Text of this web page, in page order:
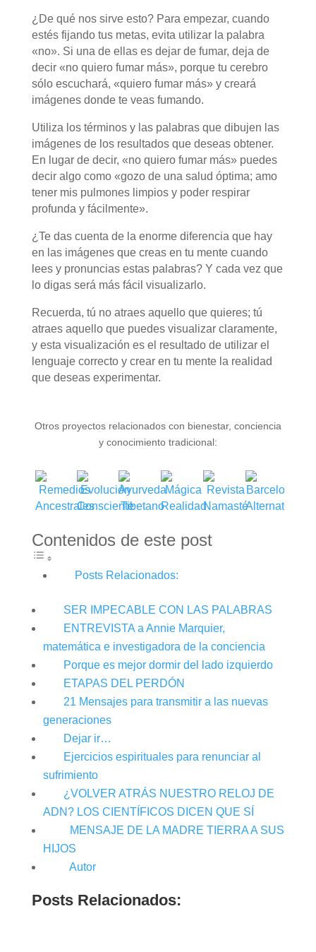
¿De qué nos sirve esto? Para empezar, cuando
estés fijando tus metas, evita utilizar la palabra
«no». Si una de ellas es dejar de fumar, deja de
decir «no quiero fumar más», porque tu cerebro
sólo escuchará, «quiero fumar más» y creará
imágenes donde te veas fumando.
Utiliza los términos y las palabras que dibujen las
imágenes de los resultados que deseas obtener.
En lugar de decir, «no quiero fumar más» puedes
decir algo como «gozo de una salud óptima; amo
tener mis pulmones limpios y poder respirar
profunda y fácilmente».
¿Te das cuenta de la enorme diferencia que hay
en las imágenes que creas en tu mente cuando
lees y pronuncias estas palabras? Y cada vez que
lo digas será más fácil visualizarlo.
Recuerda, tú no atraes aquello que quieres; tú
atraes aquello que puedes visualizar claramente,
y esta visualización es el resultado de utilizar el
lenguaje correcto y crear en tu mente la realidad
que deseas experimentar.
Otros proyectos relacionados con bienestar, conciencia
y conocimiento tradicional:
Contenidos de este post
Posts Relacionados:
SER IMPECABLE CON LAS PALABRAS
ENTREVISTA a Annie Marquier,
matemática e investigadora de la conciencia
Porque es mejor dormir del lado izquierdo
ETAPAS DEL PERDÓN
21 Mensajes para transmitir a las nuevas
generaciones
Dejar ir…
Ejercicios espirituales para renunciar al
sufrimiento
¿VOLVER ATRÁS NUESTRO RELOJ DE
ADN? LOS CIENTÍFICOS DICEN QUE SÍ
MENSAJE DE LA MADRE TIERRA A SUS
HIJOS
Autor
Posts Relacionados: